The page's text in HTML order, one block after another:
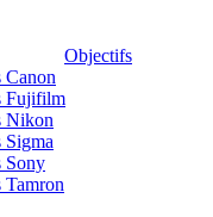
Objectifs
Canon
Fujifilm
Nikon
Sigma
Sony
Tamron